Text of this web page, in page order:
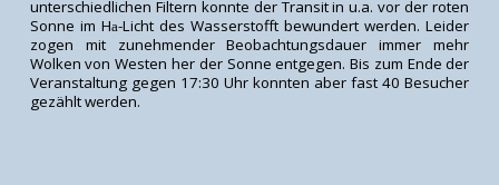
unterschiedlichen Filtern konnte der Transit in u.a. vor der roten
Sonne im Ha-Licht des Wasserstofft bewundert werden. Leider
zogen mit zunehmender Beobachtungsdauer immer mehr
Wolken von Westen her der Sonne entgegen. Bis zum Ende der
Veranstaltung gegen 17:30 Uhr konnten aber fast 40 Besucher
gezählt werden.